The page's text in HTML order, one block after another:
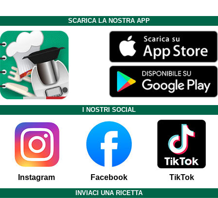
SCARICA LA NOSTRA APP
I NOSTRI SOCIAL
Instagram Facebook TikTok
INVIACI UNA RICETTA